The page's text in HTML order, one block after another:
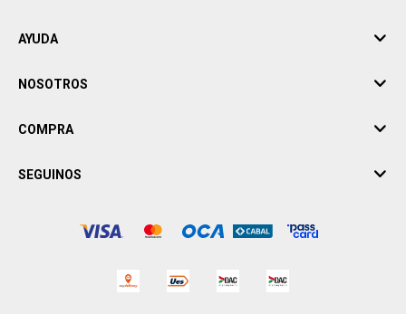
AYUDA
NOSOTROS
COMPRA
SEGUINOS